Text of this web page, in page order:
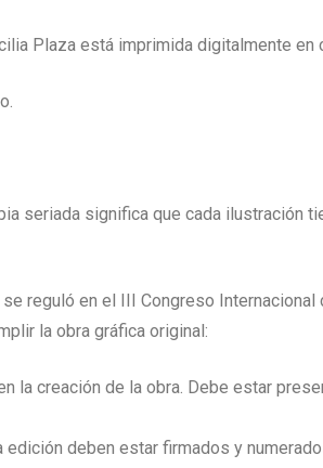
Plaza está imprimida digitalmente en
seriada significa que cada ilustración
reguló en el III Congreso
la obra gráfica original:
la creación de la obra. Debe estar
deben estar firmados y